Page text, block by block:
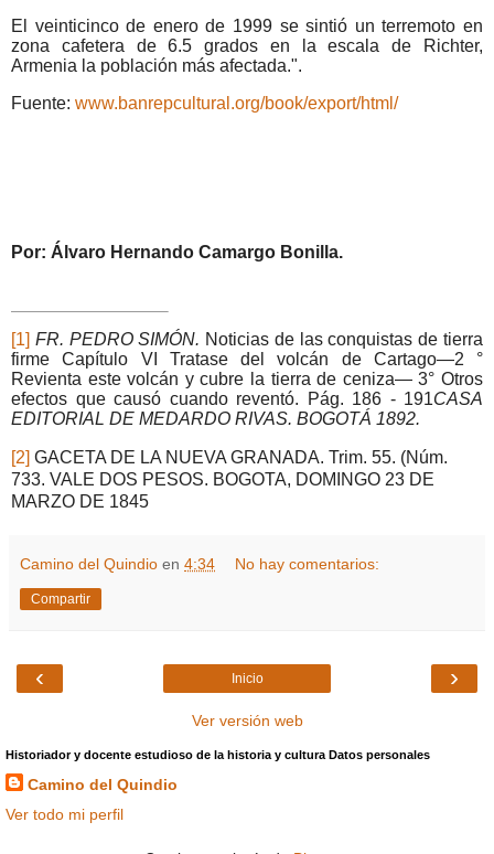
El veinticinco de enero de 1999 se sintió un terremoto en
zona cafetera de 6.5 grados en la escala de Richter,
Armenia la población más afectada.".
Fuente: www.banrepcultural.org/book/export/html/
Por: Álvaro Hernando Camargo Bonilla.
[1] FR. PEDRO SIMÓN. Noticias de las conquistas de tierra
firme Capítulo VI Tratase del volcán de Cartago—2 °
Revienta este volcán y cubre la tierra de ceniza— 3° Otros
efectos que causó cuando reventó. Pág. 186 - 191CASA
EDITORIAL DE MEDARDO RIVAS. BOGOTÁ 1892.
[2] GACETA DE LA NUEVA GRANADA. Trim. 55. (Núm.
733. VALE DOS PESOS. BOGOTA, DOMINGO 23 DE
MARZO DE 1845
Camino del Quindio en 4:34 No hay comentarios:
Compartir
‹ ›
Inicio
Ver versión web
Historiador y docente estudioso de la historia y cultura Datos personales
Camino del Quindio
Ver todo mi perfil